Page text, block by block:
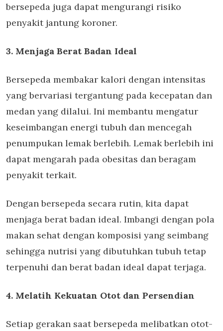
bersepeda juga dapat mengurangi risiko
penyakit jantung koroner.
3. Menjaga Berat Badan Ideal
Bersepeda membakar kalori dengan intensitas
yang bervariasi tergantung pada kecepatan dan
medan yang dilalui. Ini membantu mengatur
keseimbangan energi tubuh dan mencegah
penumpukan lemak berlebih. Lemak berlebih ini
dapat mengarah pada obesitas dan beragam
penyakit terkait.
Dengan bersepeda secara rutin, kita dapat
menjaga berat badan ideal. Imbangi dengan pola
makan sehat dengan komposisi yang seimbang
sehingga nutrisi yang dibutuhkan tubuh tetap
terpenuhi dan berat badan ideal dapat terjaga.
4. Melatih Kekuatan Otot dan Persendian
Setiap gerakan saat bersepeda melibatkan otot-